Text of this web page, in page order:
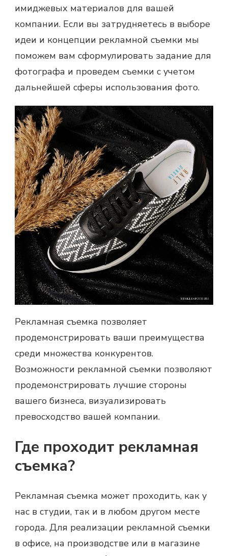
имиджевых материалов для вашей
компании. Если вы затрудняетесь в выборе
идеи и концепции рекламной съемки мы
поможем вам сформулировать задание для
фотографа и проведем съемки с учетом
дальнейшей сферы использования фото.
Рекламная съемка позволяет
продемонстрировать ваши преимущества
среди множества конкурентов.
Возможности рекламной съемки позволяют
продемонстрировать лучшие стороны
вашего бизнеса, визуализировать
превосходство вашей компании.
Где проходит рекламная
съемка?
Рекламная съемка может проходить, как у
нас в студии, так и в любом другом месте
города. Для реализации рекламной съемки
в офисе, на производстве или в магазине